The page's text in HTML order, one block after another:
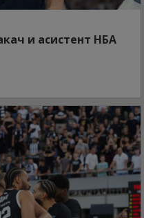
и асистент НБА